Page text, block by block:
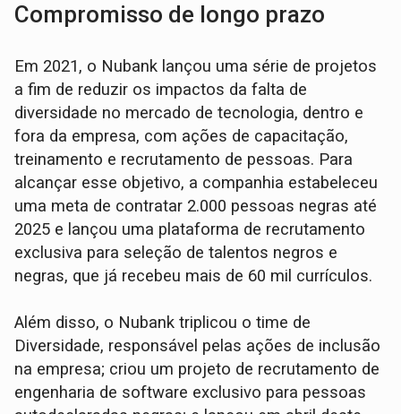
Compromisso de longo prazo
Em 2021, o Nubank lançou uma série de projetos
a fim de reduzir os impactos da falta de
diversidade no mercado de tecnologia, dentro e
fora da empresa, com ações de capacitação,
treinamento e recrutamento de pessoas. Para
alcançar esse objetivo, a companhia estabeleceu
uma meta de contratar 2.000 pessoas negras até
2025 e lançou uma plataforma de recrutamento
exclusiva para seleção de talentos negros e
negras, que já recebeu mais de 60 mil currículos.
Além disso, o Nubank triplicou o time de
Diversidade, responsável pelas ações de inclusão
na empresa; criou um projeto de recrutamento de
engenharia de software exclusivo para pessoas